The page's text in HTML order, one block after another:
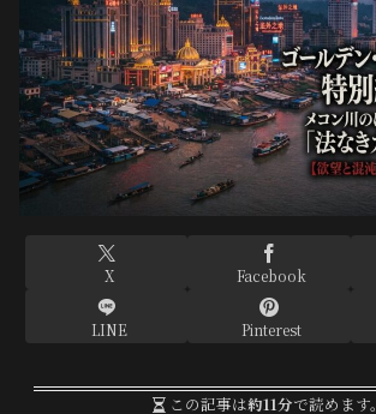
X Facebook
LINE Pinterest
この記事は約11分で読めます。